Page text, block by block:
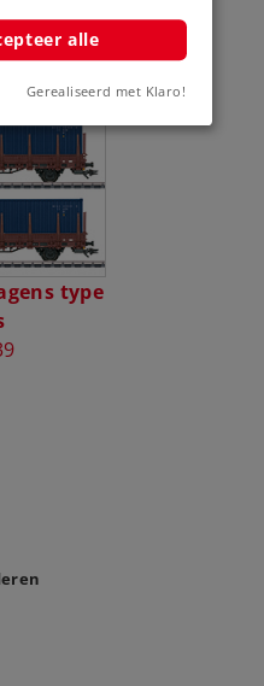
type
alle
Gerealiseerd met Klaro!